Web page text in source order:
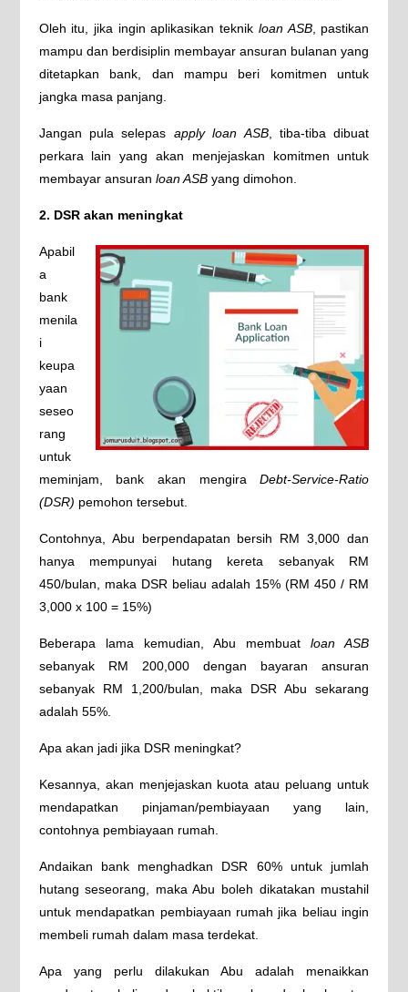
Oleh itu, jika ingin aplikasikan teknik loan ASB, pastikan
mampu dan berdisiplin membayar ansuran bulanan yang
ditetapkan bank, dan mampu beri komitmen untuk
jangka masa panjang.
Jangan pula selepas apply loan ASB, tiba-tiba dibuat
perkara lain yang akan menjejaskan komitmen untuk
membayar ansuran loan ASByang dimohon.
2. DSR akan meningkat
Apabil
a
bank
menila
i
keupa
yaan
seseo
rang
untuk
meminjam, bank akan mengiraDebt-Service-Ratio
(DSR) pemohon tersebut.
Contohnya, Abu berpendapatan bersih RM 3,000 dan
hanya mempunyai hutang kereta sebanyak RM
450/bulan, maka DSR beliau adalah 15% (RM 450 / RM
3,000 x 100 = 15%)
Beberapa lama kemudian, Abu membuatloan ASB
sebanyak RM 200,000 dengan bayaran ansuran
sebanyak RM 1,200/bulan, maka DSR Abu sekarang
adalah 55%.
Apa akan jadi jika DSR meningkat?
Kesannya, akan menjejaskan kuota atau peluang untuk
mendapatkan pinjaman/pembiayaan yang lain,
contohnya pembiayaan rumah.
Andaikan bank menghadkan DSR 60% untuk jumlah
hutang seseorang, maka Abu boleh dikatakan mustahil
untuk mendapatkan pembiayaan rumah jika beliau ingin
membeli rumah dalam masa terdekat.
Apa yang perlu dilakukan Abu adalah menaikkan